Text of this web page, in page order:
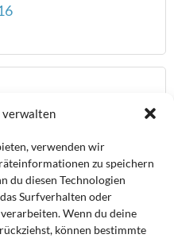
verwalten
verwenden wir
zu speichern
du diesen Technologien
Surfverhalten oder
Wenn du deine
können bestimmte